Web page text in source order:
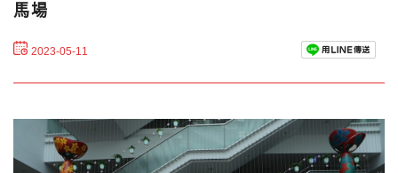
馬場
2023-05-11